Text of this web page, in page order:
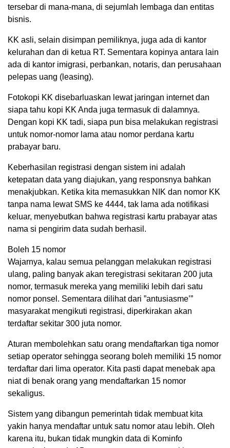
tersebar di mana-mana, di sejumlah lembaga dan entitas
bisnis.
KK asli, selain disimpan pemiliknya, juga ada di kantor
kelurahan dan di ketua RT. Sementara kopinya antara lain
ada di kantor imigrasi, perbankan, notaris, dan perusahaan
pelepas uang (leasing).
Fotokopi KK disebarluaskan lewat jaringan internet dan
siapa tahu kopi KK Anda juga termasuk di dalamnya.
Dengan kopi KK tadi, siapa pun bisa melakukan registrasi
untuk nomor-nomor lama atau nomor perdana kartu
prabayar baru.
Keberhasilan registrasi dengan sistem ini adalah
ketepatan data yang diajukan, yang responsnya bahkan
menakjubkan. Ketika kita memasukkan NIK dan nomor KK
tanpa nama lewat SMS ke 4444, tak lama ada notifikasi
keluar, menyebutkan bahwa registrasi kartu prabayar atas
nama si pengirim data sudah berhasil.
Boleh 15 nomor
Wajarnya, kalau semua pelanggan melakukan registrasi
ulang, paling banyak akan teregistrasi sekitaran 200 juta
nomor, termasuk mereka yang memiliki lebih dari satu
nomor ponsel. Sementara dilihat dari ”antusiasme’”
masyarakat mengikuti registrasi, diperkirakan akan
terdaftar sekitar 300 juta nomor.
Aturan membolehkan satu orang mendaftarkan tiga nomor
setiap operator sehingga seorang boleh memiliki 15 nomor
terdaftar dari lima operator. Kita pasti dapat menebak apa
niat di benak orang yang mendaftarkan 15 nomor
sekaligus.
Sistem yang dibangun pemerintah tidak membuat kita
yakin hanya mendaftar untuk satu nomor atau lebih. Oleh
karena itu, bukan tidak mungkin data di Kominfo